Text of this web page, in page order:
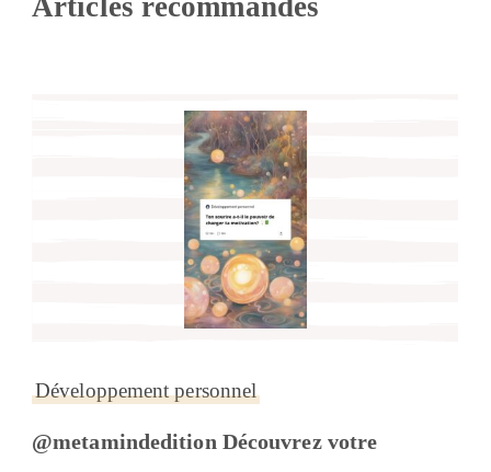
Articles recommandés
Développement personnel
@metamindedition Découvrez votre